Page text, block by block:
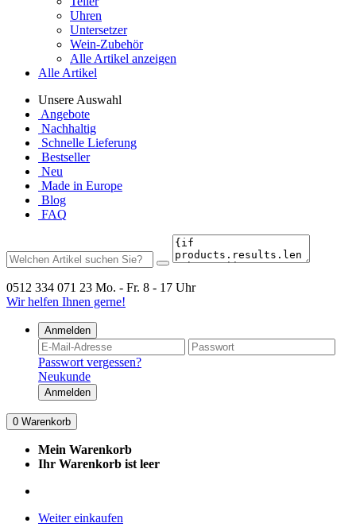
Uhren
Untersetzer
Wein-Zubehör
Alle Artikel anzeigen
Alle Artikel
Unsere Auswahl
Angebote
Nachhaltig
Schnelle Lieferung
Bestseller
Neu
Made in Europe
Blog
FAQ
0512 334 071 23 Mo. - Fr. 8 - 17 Uhr
Wir helfen Ihnen gerne!
Anmelden
Passwort vergessen?
Neukunde
Anmelden
0 Warenkorb
Mein Warenkorb
Ihr Warenkorb ist leer
Weiter einkaufen